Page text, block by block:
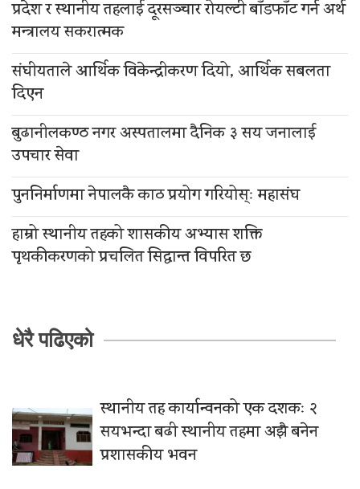
प्रदेश र स्थानीय तहलाई दूरसञ्चार रोयल्टी बाँडफाँट गर्न अर्थ
मन्त्रालय सकरात्मक
संघीयताले आर्थिक विकेन्द्रीकरण दियो, आर्थिक सबलता
दिएन
बुढानीलकण्ठ नगर अस्पतालमा दैनिक ३ सय जनालाई
उपचार सेवा
पुननिर्माणमा नेपालकै काठ प्रयोग गरियोस्ः महासंघ
हाम्रो स्थानीय तहको शासकीय अभ्यास शक्ति
पृथकीकरणको प्रचलित सिद्धान्त विपरित छ
धेरै पढिएको
स्थानीय तह कार्यान्वनको एक दशकः २
सयभन्दा बढी स्थानीय तहमा अझै बनेन
प्रशासकीय भवन